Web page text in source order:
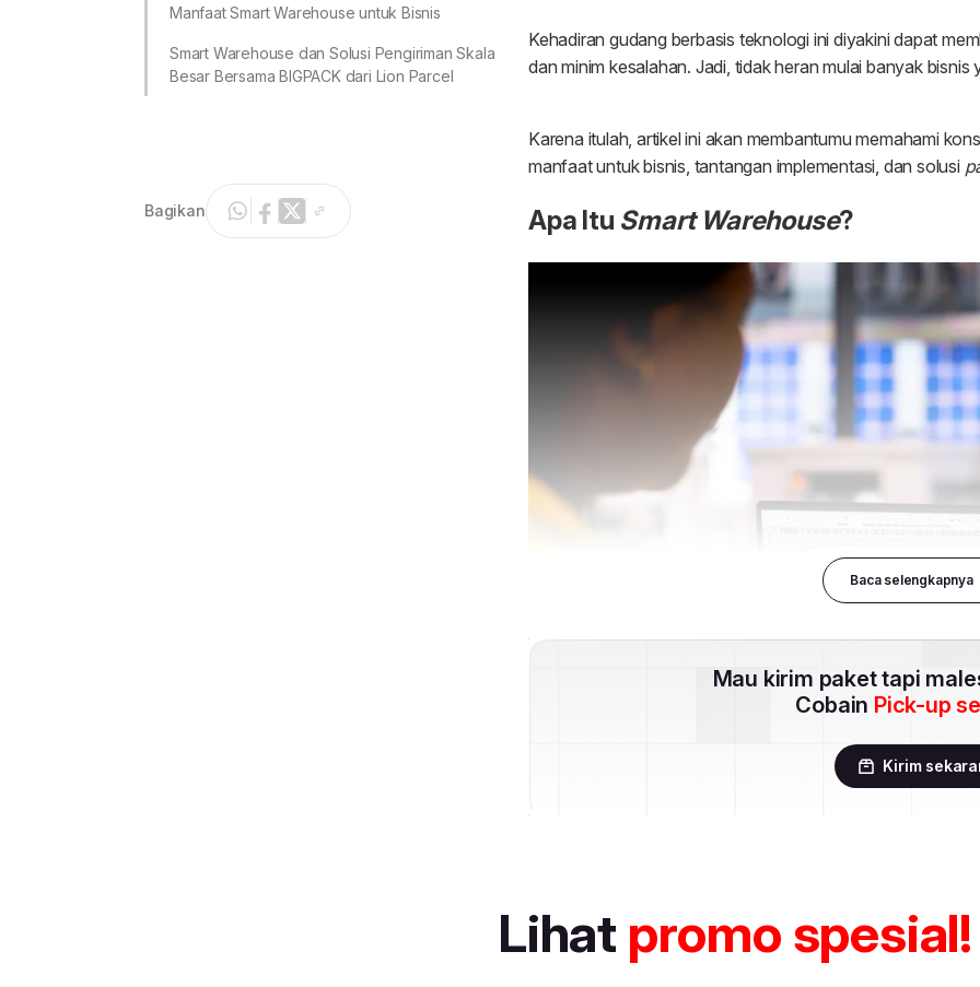
Manfaat Smart Warehouse untuk Bisnis
Smart Warehouse dan Solusi Pengiriman Skala
Besar Bersama BIGPACK dari Lion Parcel
Bagikan
Baca selengkapnya
Mau kirim paket tapi
Cobain Pick-up
Kirim
Lihat promo spesial!